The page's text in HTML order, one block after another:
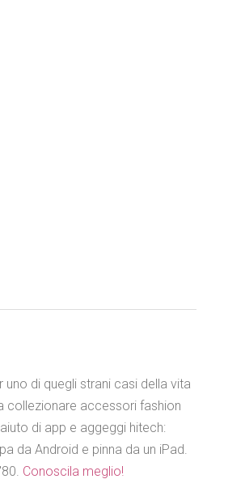
di quegli strani casi della vita
collezionare accessori fashion
di app e aggeggi hitech:
da Android e pinna da un iPad.
Conoscila meglio!